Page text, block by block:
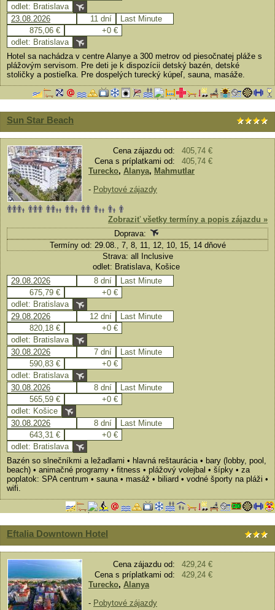
odlet: Bratislava
23.08.2026
11 dní
Last Minute
875,06 €
+0 €
odlet: Bratislava
Hotel sa nachádza v centre Alanye a 300 metrov od piesočnatej pláže s
plážovým servisom. Pre deti je k dispozícii detský bazén, detské
stoličky a postieľka. Pre dospelých turecký kúpeľ, sauna, masáže.
Sun Star Beach
Cena zájazdu od:
405,74 €
Cena s príplatkami od:
405,74 €
Turecko, Alanya, Mahmutlar
- Pobytové zájazdy
Zobraziť všetky termíny a popis zájazdu »
Doprava:
Termíny od: 29.08., 7, 8, 11, 12, 10, 15, 14 dňové
Strava: all Inclusive
odlet: Bratislava, Košice
29.08.2026
8 dní
Last Minute
675,79 €
+0 €
odlet: Bratislava
29.08.2026
12 dní
Last Minute
820,18 €
+0 €
odlet: Bratislava
30.08.2026
7 dní
Last Minute
590,83 €
+0 €
odlet: Bratislava
30.08.2026
8 dní
Last Minute
565,59 €
+0 €
odlet: Košice
30.08.2026
8 dní
Last Minute
643,31 €
+0 €
odlet: Bratislava
Bazén so slnečníkmi a ležadlami • hlavná reštaurácia • bary (lobby, pool,
beach) • animačné programy • fitness • plážový volejbal • šípky • za
poplatok: SPA centrum • sauna • masáž • biliard • vodné športy na pláži •
wifi.
Eftalia Downtown Hotel
Cena zájazdu od:
429,24 €
Cena s príplatkami od:
429,24 €
Turecko, Alanya
- Pobytové zájazdy